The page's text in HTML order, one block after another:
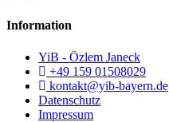
Information
YiB - Özlem Janeck
+49 159 01508029
kontakt@yib-bayern.de
Datenschutz
Impressum